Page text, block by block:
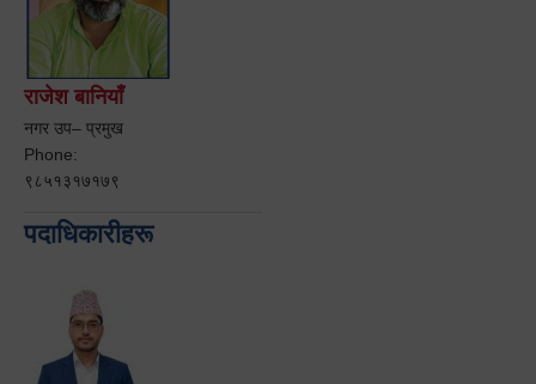
राजेश बानियाँ
नगर उप– प्रमुख
Phone:
९८५१३१७१७९
पदाधिकारीहरू